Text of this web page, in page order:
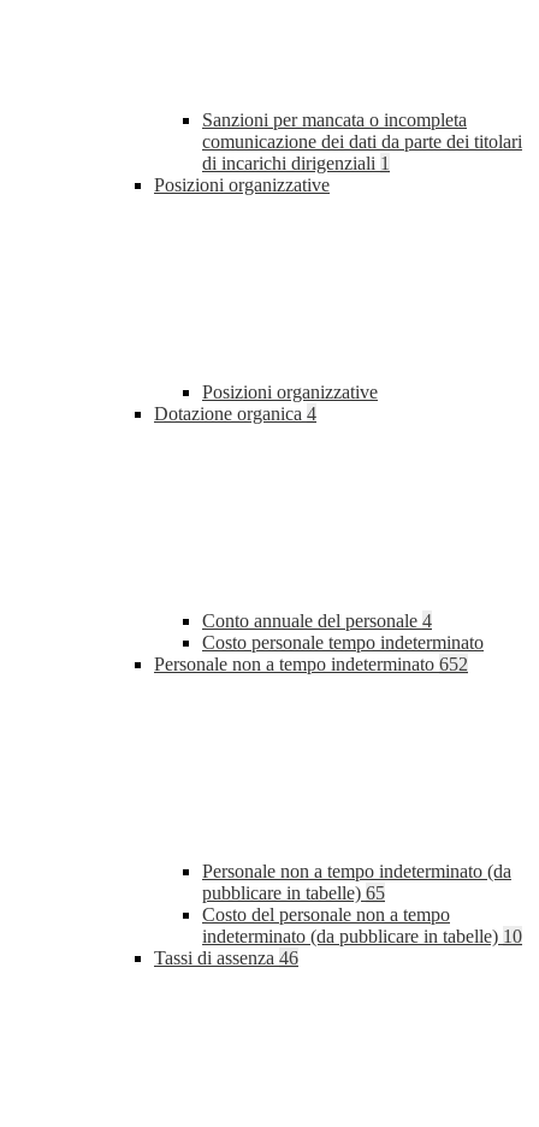
Sanzioni per mancata o incompleta
comunicazione dei dati da parte dei titolari
di incarichi dirigenziali 1
Posizioni organizzative
Posizioni organizzative
Dotazione organica 4
Conto annuale del personale 4
Costo personale tempo indeterminato
Personale non a tempo indeterminato 652
Personale non a tempo indeterminato (da
pubblicare in tabelle) 65
Costo del personale non a tempo
indeterminato (da pubblicare in tabelle) 10
Tassi di assenza 46